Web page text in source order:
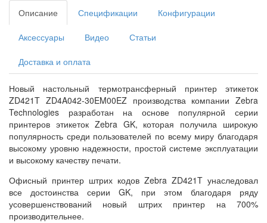
Описание Спецификации Конфигурации
Аксессуары Видео Статьи
Доставка и оплата
Новый настольный термотрансферный принтер этикеток
ZD421T ZD4A042-30EM00EZ производства компании Zebra
Technologies разработан на основе популярной серии
принтеров этикеток Zebra GK, которая получила широкую
популярность среди пользователей по всему миру благодаря
высокому уровню надежности, простой системе эксплуатации
и высокому качеству печати.
Офисный принтер штрих кодов Zebra ZD421T унаследовал
все достоинства серии GK, при этом благодаря ряду
усовершенствований новый штрих принтер на 700%
производительнее.